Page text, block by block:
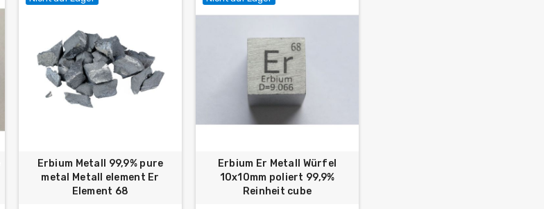
Erbium Metall 99,9% pure
metal Metall element Er
Element 68
Erbium Er Metall Würfel
10x10mm poliert 99,9%
Reinheit cube